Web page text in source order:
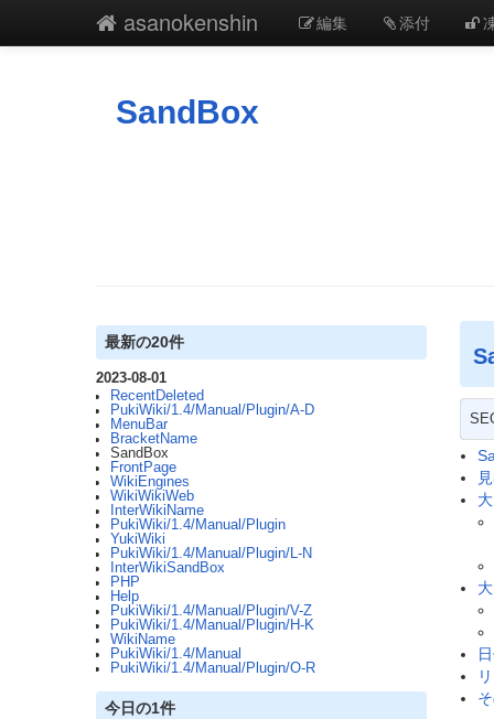
asanokenshin 編集 添付
SandBox
最新の20件
2023-08-01
RecentDeleted
PukiWiki/1.4/Manual/Plugin/A-D
MenuBar
BracketName
SandBox
FrontPage
WikiEngines
WikiWikiWeb
InterWikiName
PukiWiki/1.4/Manual/Plugin
YukiWiki
PukiWiki/1.4/Manual/Plugin/L-N
InterWikiSandBox
PHP
Help
PukiWiki/1.4/Manual/Plugin/V-Z
PukiWiki/1.4/Manual/Plugin/H-K
WikiName
PukiWiki/1.4/Manual
PukiWiki/1.4/Manual/Plugin/O-R
今日の1件